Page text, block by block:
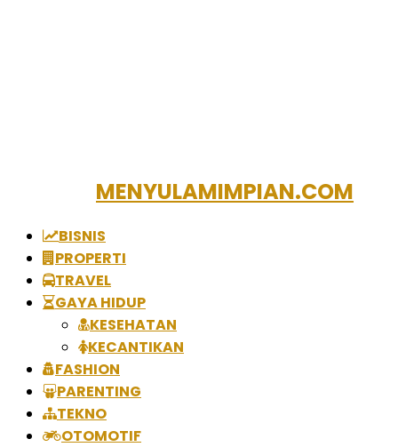
MENYULAMIMPIAN.COM
BISNIS
PROPERTI
TRAVEL
GAYA HIDUP
KESEHATAN
KECANTIKAN
FASHION
PARENTING
TEKNO
OTOMOTIF